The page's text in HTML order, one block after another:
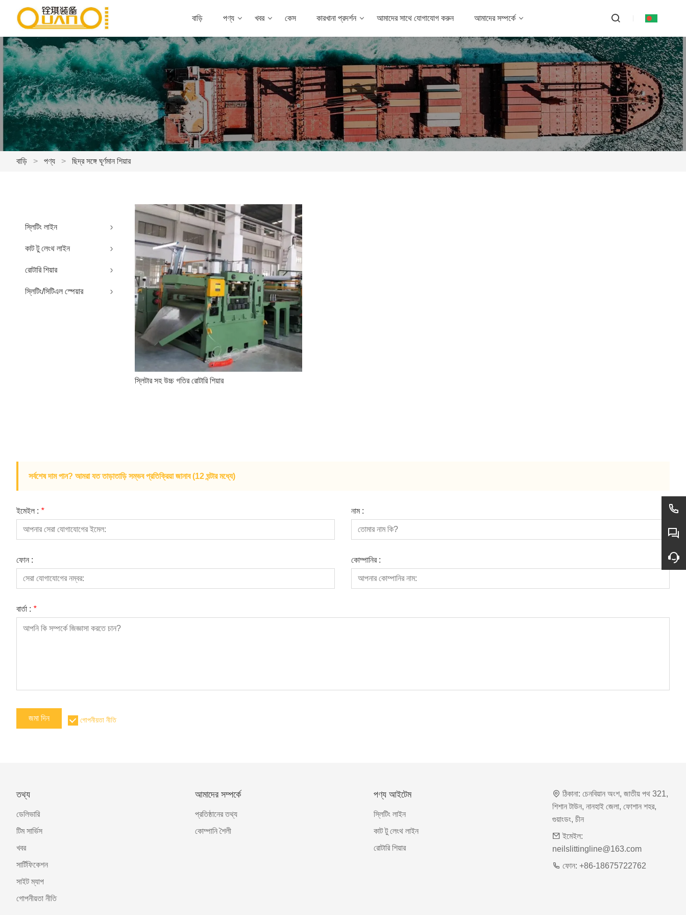
বাড়ি পণ্য খবর কেস কারখানা প্রদর্শন আমাদের সাথে যোগাযোগ করুন আমাদের সম্পর্কে
বাড়ি > পণ্য > ছিদ্র সঙ্গে ঘূর্ণমান শিয়ার
স্লিটিং লাইন
কাট টু লেংথ লাইন
রোটারি শিয়ার
স্লিটিং/সিটিএল স্পেয়ার
স্লিটার সহ উচ্চ গতির রোটারি শিয়ার
সর্বশেষ দাম পান? আমরা যত তাড়াতাড়ি সম্ভব প্রতিক্রিয়া জানাব (12 ঘন্টার মধ্যে)
ইমেইল : * নাম :
ফোন : কোম্পানির :
বার্তা : *
জমা দিন গোপনীয়তা নীতি
তথ্য
ডেলিভারি
টিম সার্ভিস
খবর
সার্টিফিকেশন
সাইট ম্যাপ
গোপনীয়তা নীতি
আমাদের সম্পর্কে
প্রতিষ্ঠানের তথ্য
কোম্পানি শৈলী
পণ্য আইটেম
স্লিটিং লাইন
কাট টু লেংথ লাইন
রোটারি শিয়ার
ঠিকানা: চেনবিয়ান অংশ, জাতীয় পথ 321,
শিশান টাউন, নানহাই জেলা, ফোশান শহর,
গুয়াংডং, চীন
ইমেইল:
neilslittingline@163.com
ফোন: +86-18675722762